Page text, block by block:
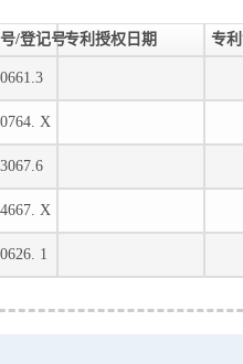
/登记号专利授权日期 专
X
X
1